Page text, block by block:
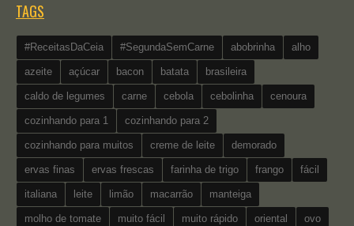
TAGS
#ReceitasDaCeia #SegundaSemCarne abobrinha alho
azeite açúcar bacon batata brasileira
caldo de legumes carne cebola cebolinha cenoura
cozinhando para 1 cozinhando para 2
cozinhando para muitos creme de leite demorado
ervas finas ervas frescas farinha de trigo frango fácil
italiana leite limão macarrão manteiga
molho de tomate muito fácil muito rápido oriental ovo